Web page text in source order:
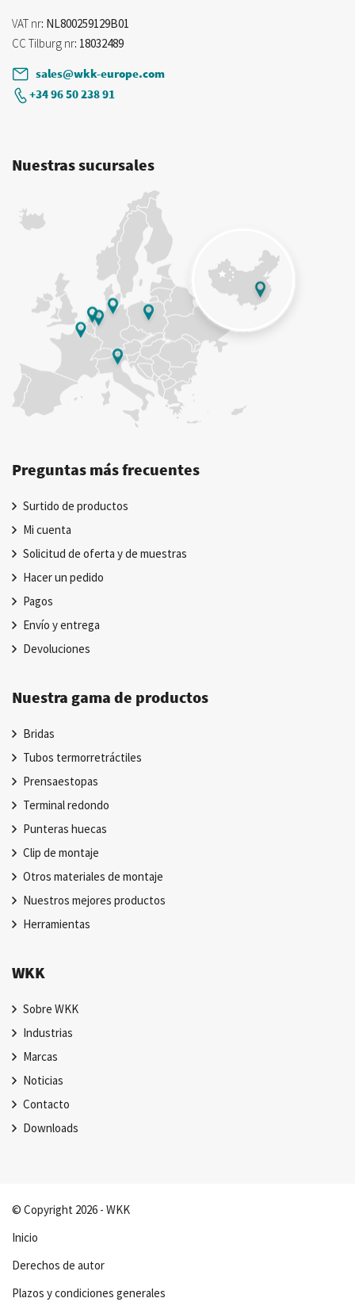
VAT nr: NL800259129B01
CC Tilburg nr: 18032489
sales@wkk-europe.com
+34 96 50 238 91
Nuestras sucursales
Preguntas más frecuentes
Surtido de productos
Mi cuenta
Solicitud de oferta y de muestras
Hacer un pedido
Pagos
Envío y entrega
Devoluciones
Nuestra gama de productos
Bridas
Tubos termorretráctiles
Prensaestopas
Terminal redondo
Punteras huecas
Clip de montaje
Otros materiales de montaje
Nuestros mejores productos
Herramientas
WKK
Sobre WKK
Industrias
Marcas
Noticias
Contacto
Downloads
© Copyright 2026 - WKK
Inicio
Derechos de autor
Plazos y condiciones generales